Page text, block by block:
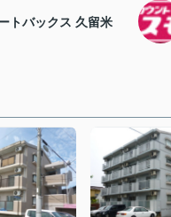
トバックス 久留米